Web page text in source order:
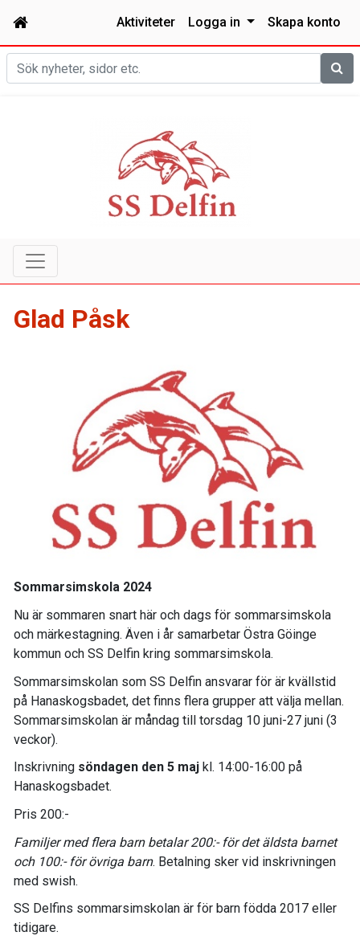
Aktiviteter Logga in Skapa konto
Sök
Glad Påsk
Sommarsimskola 2024
Nu är sommaren snart här och dags för sommarsimskola
och märkestagning. Även i år samarbetar Östra Göinge
kommun och SS Delfin kring sommarsimskola.
Sommarsimskolan som SS Delfin ansvarar för är kvällstid
på Hanaskogsbadet, det finns flera grupper att välja mellan.
Sommarsimskolan är måndag till torsdag 10 juni-27 juni (3
veckor).
Inskrivning söndagen den 5 maj kl. 14:00-16:00 på
Hanaskogsbadet.
Pris 200:-
Familjer med flera barn betalar 200:- för det äldsta barnet
och 100:- för övriga barn. Betalning sker vid inskrivningen
med swish.
SS Delfins sommarsimskolan är för barn födda 2017 eller
tidigare.